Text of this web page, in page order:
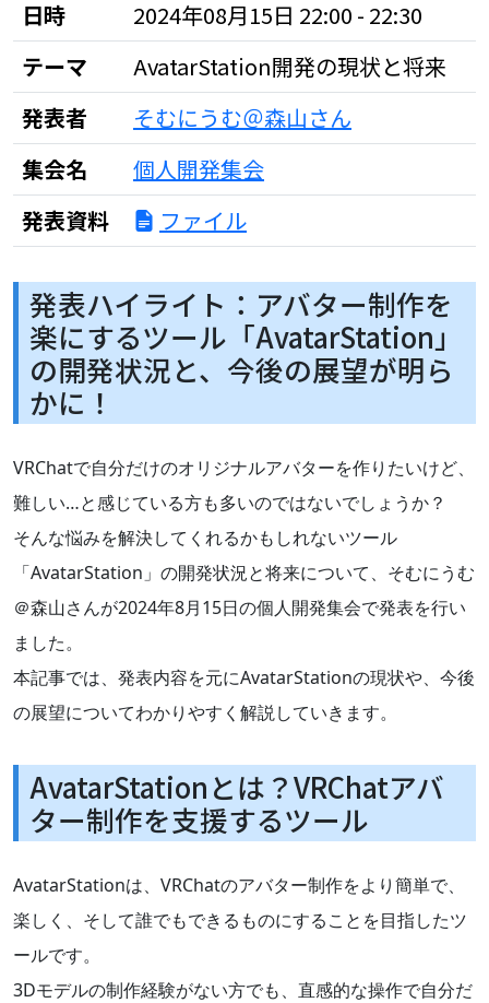
日時
2024年08月15日 22:00 - 22:30
テーマ
AvatarStation開発の現状と将来
発表者
そむにうむ＠森山さん
集会名
個人開発集会
発表資料
ファイル
発表ハイライト：アバター制作を
楽にするツール「AvatarStation」
の開発状況と、今後の展望が明ら
かに！
VRChatで自分だけのオリジナルアバターを作りたいけど、
難しい…と感じている方も多いのではないでしょうか？
そんな悩みを解決してくれるかもしれないツール
「AvatarStation」の開発状況と将来について、そむにうむ
＠森山さんが2024年8月15日の個人開発集会で発表を行い
ました。
本記事では、発表内容を元にAvatarStationの現状や、今後
の展望についてわかりやすく解説していきます。
AvatarStationとは？VRChatアバ
ター制作を支援するツール
AvatarStationは、VRChatのアバター制作をより簡単で、
楽しく、そして誰でもできるものにすることを目指したツ
ールです。
3Dモデルの制作経験がない方でも、直感的な操作で自分だ